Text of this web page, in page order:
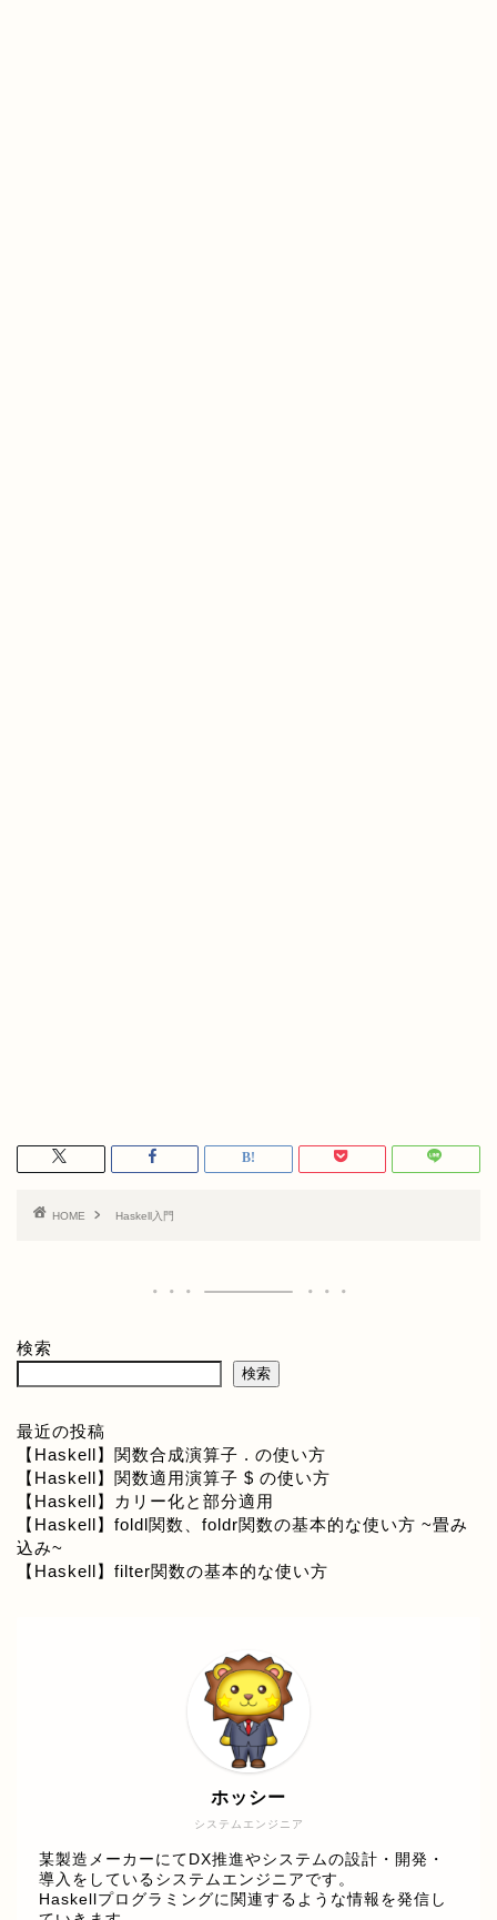
HOME Haskell入門
検索
検索
最近の投稿
【Haskell】関数合成演算子 . の使い方
【Haskell】関数適用演算子 $ の使い方
【Haskell】カリー化と部分適用
【Haskell】foldl関数、foldr関数の基本的な使い方 ~畳み
込み~
【Haskell】filter関数の基本的な使い方
システムエンジニア
ホッシー
某製造メーカーにてDX推進やシステムの設計・開発・
導入をしているシステムエンジニアです。
Haskellプログラミングに関連するような情報を発信し